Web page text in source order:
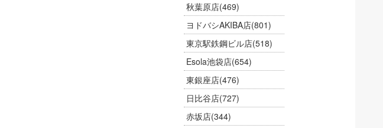
秋葉原店(469)
ヨドバシAKIBA店(801)
東京駅鉄鋼ビル店(518)
Esola池袋店(654)
東銀座店(476)
日比谷店(727)
赤坂店(344)